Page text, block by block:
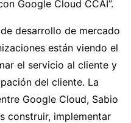
Google Cloud CCAI”.
desarrollo de mercado
están viendo el
el servicio al cliente y
del cliente. La
Google Cloud, Sabio
construir, implementar